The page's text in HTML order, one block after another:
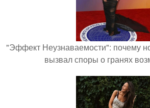
"Эффект Неузнаваемости": почему
вызвал споры о гранях